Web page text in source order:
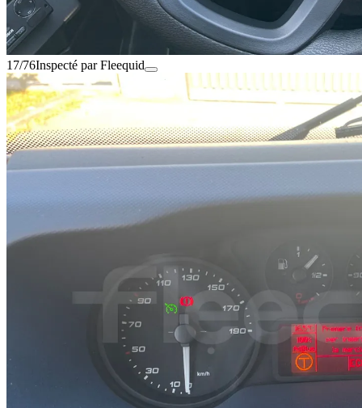
17/76Inspecté par Fleequid